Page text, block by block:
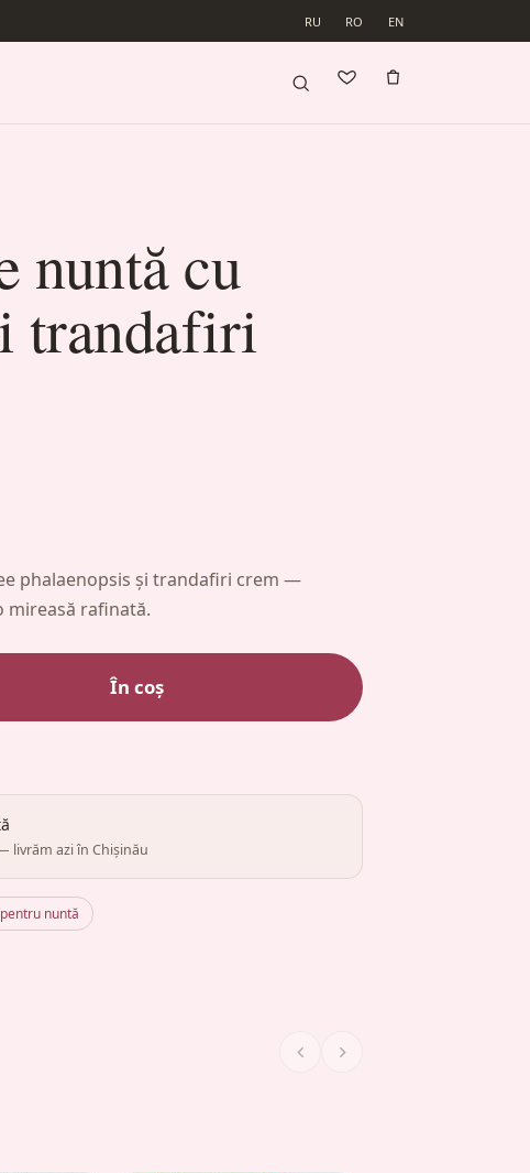
RU RO EN
nuntă cu
trandafiri
phalaenopsis și trandafiri crem —
mireasă rafinată.
În coș
livrăm azi în Chișinău
nuntă